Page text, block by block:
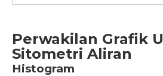
Perwakilan Grafik
Sitometri Aliran
Histogram